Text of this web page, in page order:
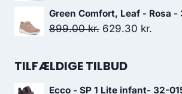
949.00 kr..
oprindelige
pris
Green Comfort, Leaf - Rosa -
899.00kr. Den
pris
629.30 kr.
TILFÆLDIGE TILBUD
Ecco - SP 1 Lite infant- 32-